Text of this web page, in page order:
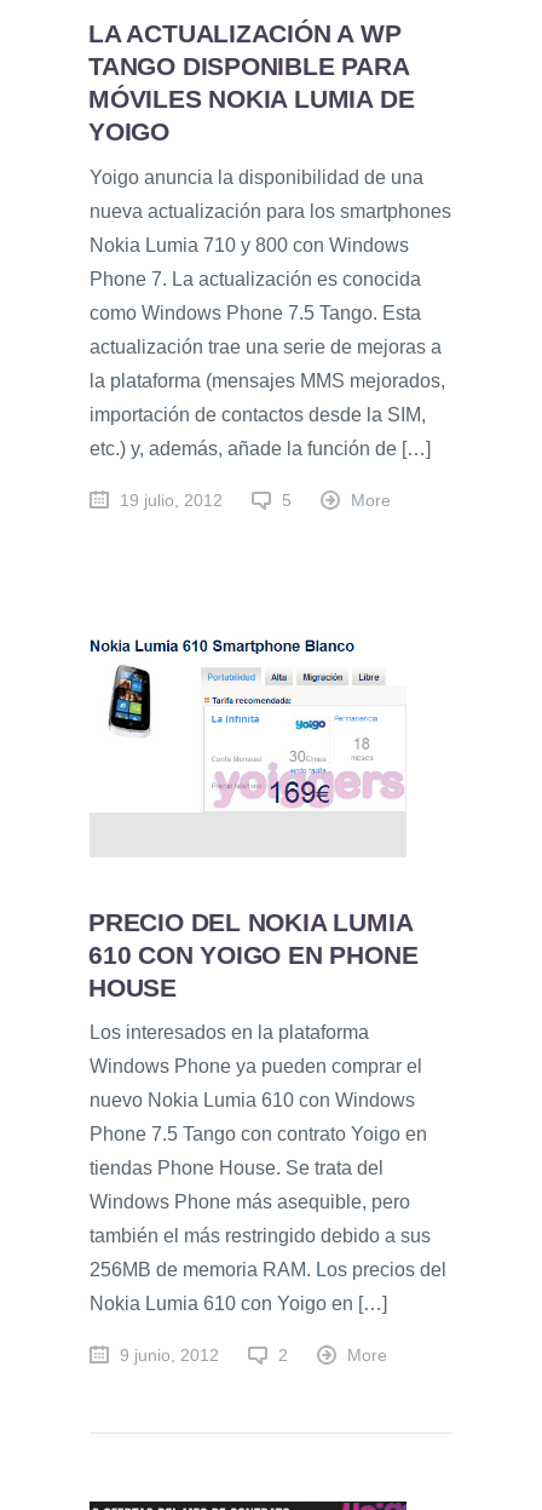
LA ACTUALIZACIÓN A WP
TANGO DISPONIBLE PARA
MÓVILES NOKIA LUMIA DE
YOIGO
Yoigo anuncia la disponibilidad de una
nueva actualización para los smartphones
Nokia Lumia 710 y 800 con Windows
Phone 7. La actualización es conocida
como Windows Phone 7.5 Tango. Esta
actualización trae una serie de mejoras a
la plataforma (mensajes MMS mejorados,
importación de contactos desde la SIM,
etc.) y, además, añade la función de […]
19 julio, 2012 5 More
PRECIO DEL NOKIA LUMIA
610 CON YOIGO EN PHONE
HOUSE
Los interesados en la plataforma
Windows Phone ya pueden comprar el
nuevo Nokia Lumia 610 con Windows
Phone 7.5 Tango con contrato Yoigo en
tiendas Phone House. Se trata del
Windows Phone más asequible, pero
también el más restringido debido a sus
256MB de memoria RAM. Los precios del
Nokia Lumia 610 con Yoigo en […]
9 junio, 2012 2 More